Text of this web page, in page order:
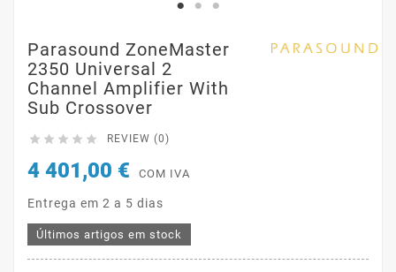
Parasound ZoneMaster
2350 Universal 2
Channel Amplifier With
Sub Crossover
     REVIEW (0)
4 401,00 € COM IVA
Entrega em 2 a 5 dias
Últimos artigos em stock